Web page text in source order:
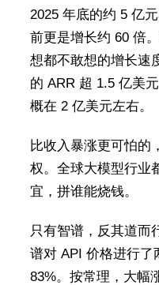
2025 年底的约 5 亿
前更是增长约 60 倍
想都不敢想的增长速
的 ARR 超 1.5 亿美
概在 2 亿美元左右。
比收入暴涨更可怕的
权。全球大模型行业
宜，拼谁能烧钱。
只有智谱，反其道而
谱对 API 价格进行了
83%。按常理，大幅